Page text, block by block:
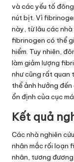
và các yếu tố
nút bịt. Vì
này, từ lâu các
fibrinogen có thể
hiểm. Tuy nhiên,
làm giảm lượng
như cũng rất quan
thể ảnh hưởng
ổn định của cục
Kết quả
Các nhà nghiên
nhân mắc rối loạn
nhân, tương